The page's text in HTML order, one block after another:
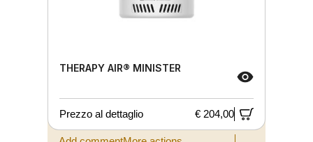
THERAPY AIR® MINISTER
Prezzo al dettaglio € 204,00